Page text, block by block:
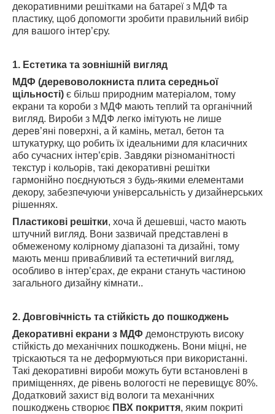
декоративними решітками на батареї з МДФ та
пластику, щоб допомогти зробити правильний вибір
для вашого інтер’єру.
1. Естетика та зовнішній вигляд
МДФ (деревоволокниста плита середньої
щільності) є більш природним матеріалом, тому
екрани та короби з МДФ мають теплий та органічний
вигляд. Вироби з МДФ легко імітують не лише
дерев’яні поверхні, а й камінь, метал, бетон та
штукатурку, що робить їх ідеальними для класичних
або сучасних інтер’єрів. Завдяки різноманітності
текстур і кольорів, такі декоративні решітки
гармонійно поєднуються з будь-якими елементами
декору, забезпечуючи універсальність у дизайнерських
рішеннях.
Пластикові решітки, хоча й дешевші, часто мають
штучний вигляд. Вони зазвичай представлені в
обмеженому колірному діапазоні та дизайні, тому
мають менш привабливий та естетичний вигляд,
особливо в інтер’єрах, де екрани стануть частиною
загального дизайну кімнати..
2. Довговічність та стійкість до пошкоджень
Декоративні екрани з МДФ демонструють високу
стійкість до механічних пошкоджень. Вони міцні, не
тріскаються та не деформуються при використанні.
Такі декоративні вироби можуть бути встановлені в
приміщеннях, де рівень вологості не перевищує 80%.
Додатковий захист від вологи та механічних
пошкоджень створює ПВХ покриття, яким покриті